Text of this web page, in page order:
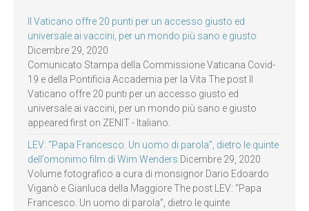
Il Vaticano offre 20 punti per un accesso giusto ed
universale ai vaccini, per un mondo più sano e giusto
Dicembre 29, 2020
Comunicato Stampa della Commissione Vaticana Covid-
19 e della Pontificia Accademia per la Vita The post Il
Vaticano offre 20 punti per un accesso giusto ed
universale ai vaccini, per un mondo più sano e giusto
appeared first on ZENIT - Italiano.
LEV: “Papa Francesco. Un uomo di parola”, dietro le quinte
dell’omonimo film di Wim Wenders Dicembre 29, 2020
Volume fotografico a cura di monsignor Dario Edoardo
Viganò e Gianluca della Maggiore The post LEV: “Papa
Francesco. Un uomo di parola”, dietro le quinte